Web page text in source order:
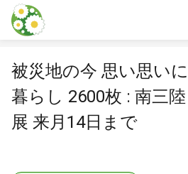
本文に飛ぶ
被災地の今 思い思いに
暮らし 2600枚 : 南三
展 来月14日まで